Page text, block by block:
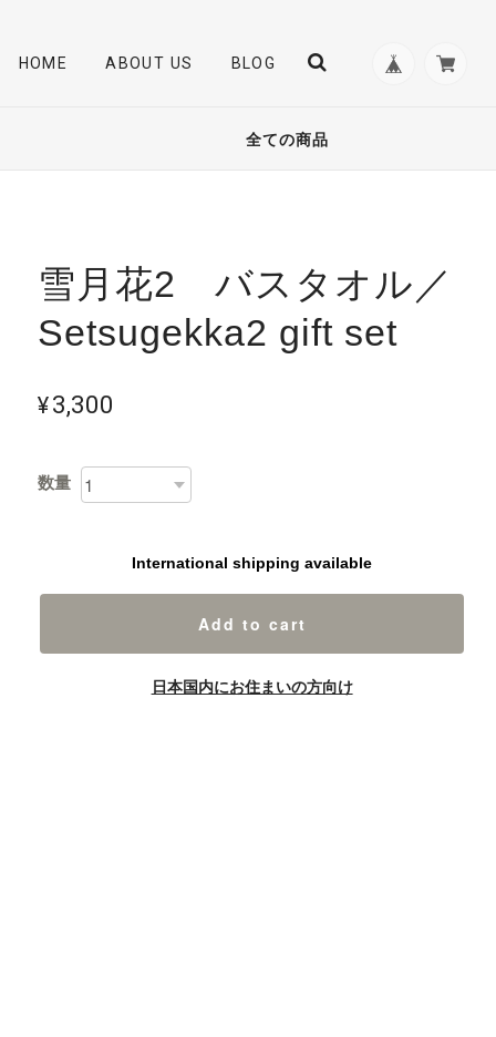
HOME ABOUT US BLOG
全ての商品
雪月花2 バスタオル／
Setsugekka2 gift set
¥3,300
数量
International shipping available
Add to cart
日本国内にお住まいの方向け